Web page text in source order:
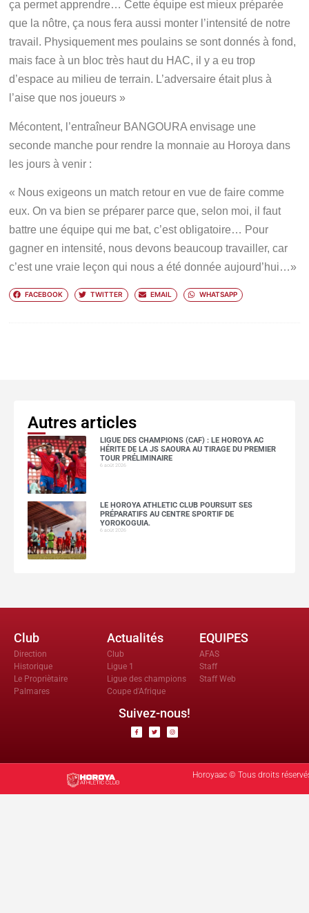
ça permet apprendre… Cette équipe est mieux préparée
que la nôtre, ça nous fera aussi monter l’intensité de notre
travail. Physiquement mes poulains se sont donnés à fond,
mais face à un bloc très haut du HAC, il y a eu trop
d’espace au milieu de terrain. L’adversaire était plus à
l’aise que nos joueurs »
Mécontent, l’entraîneur BANGOURA envisage une
seconde manche pour rendre la monnaie au Horoya dans
les jours à venir :
« Nous exigeons un match retour en vue de faire comme
eux. On va bien se préparer parce que, selon moi, il faut
battre une équipe qui me bat, c’est obligatoire… Pour
gagner en intensité, nous devons beaucoup travailler, car
c’est une vraie leçon qui nous a été donnée aujourd’hui…»
FACEBOOK TWITTER EMAIL WHATSAPP
Autres articles
LIGUE DES CHAMPIONS (CAF) : LE HOROYA AC
HÉRITE DE LA JS SAOURA AU TIRAGE DU PREMIER
TOUR PRÉLIMINAIRE
6 août 2026
LE HOROYA ATHLETIC CLUB POURSUIT SES
PRÉPARATIFS AU CENTRE SPORTIF DE
YOROKOGUIA.
6 août 2026
Club
Direction
Historique
Le Propriètaire
Palmares
Actualités
Club
Ligue 1
Ligue des champions
Coupe d'Afrique
EQUIPES
AFAS
Staff
Staff Web
Suivez-nous!
Horoyaac © Tous droits